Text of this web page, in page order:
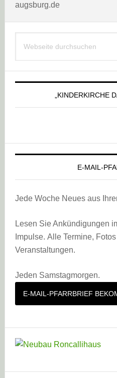
augsburg.de
Haupt-
Sidebar
durchsuchen
„KINDERKIRCHE
E-MAIL-
Jede Woche Neues aus
Lesen Sie Ankündigungen
Impulse. Alle Termine,
Veranstaltungen.
Jeden Samstagmorgen.
E-MAIL-PFARRBRIEF